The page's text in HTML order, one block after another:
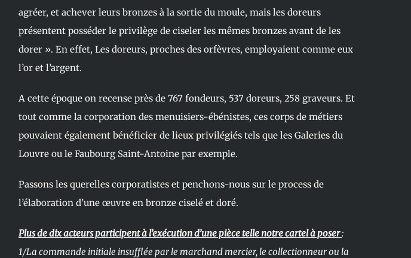
agréer, et achever leurs bronzes à la sortie du moule, mais les doreurs
présentent posséder le privilège de ciseler les mêmes bronzes avant de les
dorer ». En effet, Les doreurs, proches des orfèvres, employaient comme eux
l’or et l’argent.
A cette époque on recense près de 767 fondeurs, 537 doreurs, 258 graveurs. Et
tout comme la corporation des menuisiers-ébénistes, ces corps de métiers
pouvaient également bénéficier de lieux privilégiés tels que les Galeries du
Louvre ou le Faubourg Saint-Antoine par exemple.
Passons les querelles corporatistes et penchons-nous sur le process de
l’élaboration d’une œuvre en bronze ciselé et doré.
Plus de dix acteurs participent à l’exécution d’une pièce telle notre cartel à poser:
1/La commande initiale insufflée par le marchand mercier, le collectionneur ou la